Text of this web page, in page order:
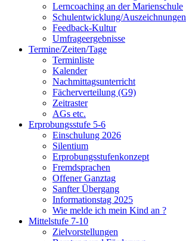
Lerncoaching an der Marienschule
Schulentwicklung/Auszeichnungen
Feedback-Kultur
Umfrageergebnisse
Termine/Zeiten/Tage
Terminliste
Kalender
Nachmittagsunterricht
Fächerverteilung (G9)
Zeitraster
AGs etc.
Erprobungsstufe 5-6
Einschulung 2026
Silentium
Erprobungsstufenkonzept
Fremdsprachen
Offener Ganztag
Sanfter Übergang
Informationstag 2025
Wie melde ich mein Kind an ?
Mittelstufe 7-10
Zielvorstellungen